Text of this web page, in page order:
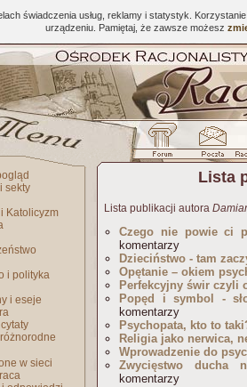
świadczenia usług, reklamy i statystyk.
urządzeniu. Pamiętaj, że zawsze możesz
sekty
i Katolicyzm
i polityka
i eseje
w sieci
Lista
Lista publikacji autora
Czego nie powie ci
komentarzy
Dzieciństwo - tam
Opętanie – okiem
Perfekcyjny świr czyli
Popęd i symbol -
komentarzy
Psychopata, kto to
Religia jako nerwica,
Wprowadzenie do
Zwycięstwo ducha
komentarzy